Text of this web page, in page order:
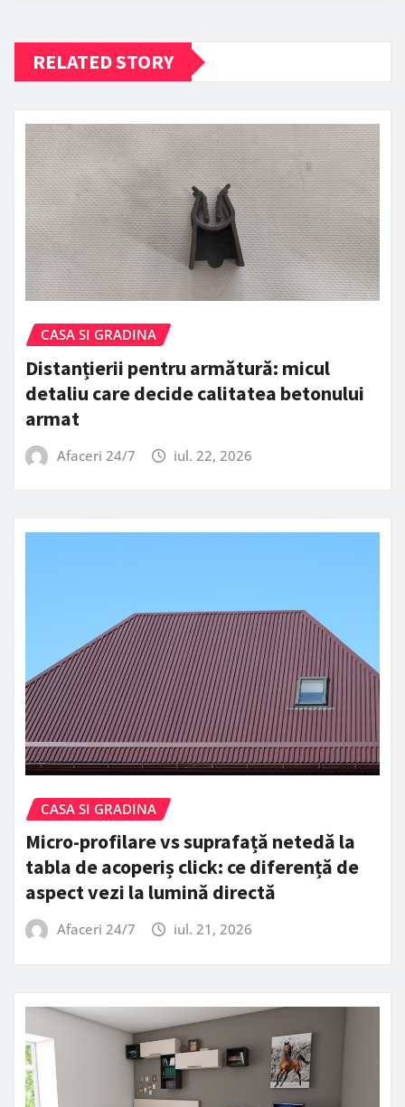
RELATED STORY
CASA SI GRADINA
Distanțierii pentru armătură: micul
detaliu care decide calitatea betonului
armat
Afaceri 24/7 iul. 22, 2026
CASA SI GRADINA
Micro-profilare vs suprafață netedă la
tabla de acoperiș click: ce diferență de
aspect vezi la lumină directă
Afaceri 24/7 iul. 21, 2026